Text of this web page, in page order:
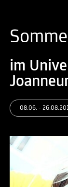
im
08.06. -